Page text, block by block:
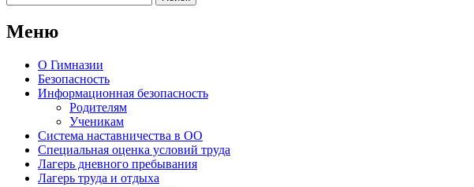
Меню
О Гимназии
Безопасность
Информационная безопасность
Родителям
Ученикам
Система наставничества в ОО
Специальная оценка условий труда
Лагерь дневного пребывания
Лагерь труда и отдыха